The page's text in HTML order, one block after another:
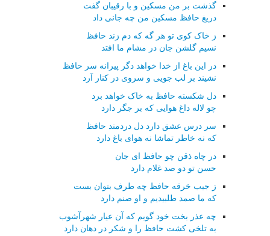
گذشت بر من مسکین و با رقیبان گفت
دریغ حافظ مسکین من چه جانی داد
ز خاک کوی تو هر گه که دم زند حافظ
نسیم گلشن جان در مشام ما افتد
در این باغ از خدا خواهد دگر پیرانه سر حافظ
نشیند بر لب جویی و سروی در کنار آرد
دل شکسته حافظ به خاک خواهد برد
چو لاله داغ هوایی که بر جگر دارد
سر درس عشق دارد دل دردمند حافظ
که نه خاطر تماشا نه هوای باغ دارد
در چاه ذقن چو حافظ ای جان
حسن تو دو صد غلام دارد
ز جیب خرقه حافظ چه طرف بتوان بست
که ما صمد طلبیدیم و او صنم دارد
چه عذر بخت خود گویم که آن عیار شهرآشوب
به تلخی کشت حافظ را و شکر در دهان دارد